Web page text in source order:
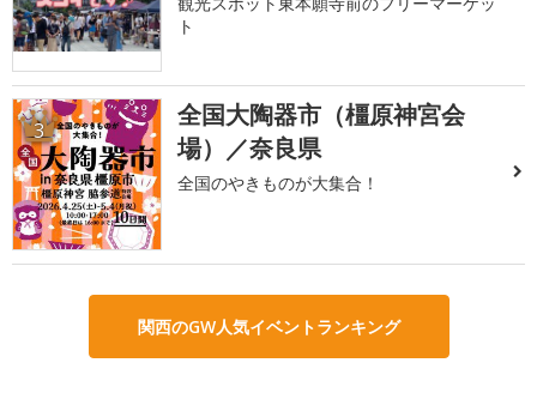
ト
3
全国大陶器市（橿原神宮会
場）／奈良県
全国のやきものが大集合！
関西のGW人気イベントランキング